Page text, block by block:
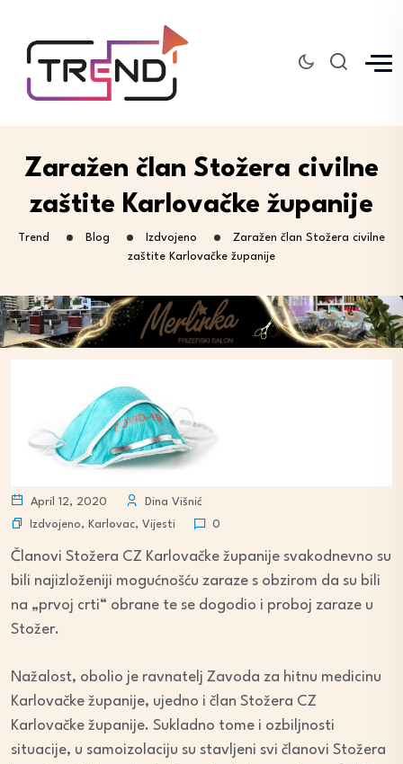
Zaražen član Stožera civilne
zaštite Karlovačke županije
Trend Blog Izdvojeno
Zaražen član Stožera civilne
zaštite Karlovačke županije
April 12, 2020
Dina Višnić
Izdvojeno, Karlovac, Vijesti 0
Članovi Stožera CZ Karlovačke županije svakodnevno su
bili najizloženiji mogućnošću zaraze s obzirom da su bili
na „prvoj crti“ obrane te se dogodio i proboj zaraze u
Stožer.
Nažalost, obolio je ravnatelj Zavoda za hitnu medicinu
Karlovačke županije, ujedno i član Stožera CZ
Karlovačke županije. Sukladno tome i ozbiljnosti
situacije, u samoizolaciju su stavljeni svi članovi Stožera